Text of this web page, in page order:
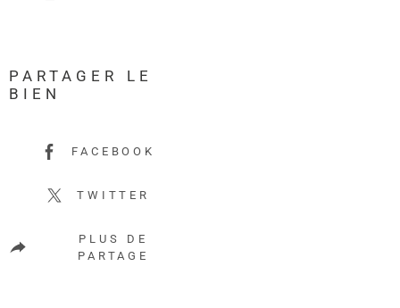
PARTAGER LE
BIEN
FACEBOOK
TWITTER
PLUS DE
PARTAGE